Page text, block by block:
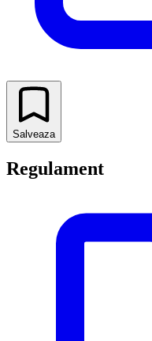
Salveaza
Regulament